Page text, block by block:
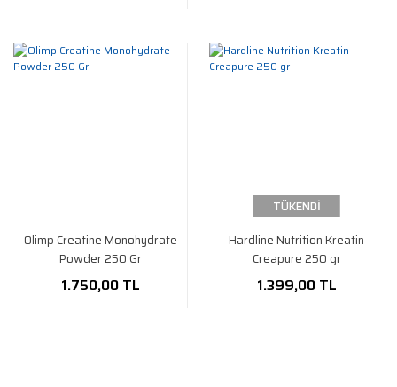
Olimp Creatine Monohydrate
Powder 250 Gr
1.750,00 TL
TÜKENDİ
Hardline Nutrition Kreatin
Creapure 250 gr
1.399,00 TL